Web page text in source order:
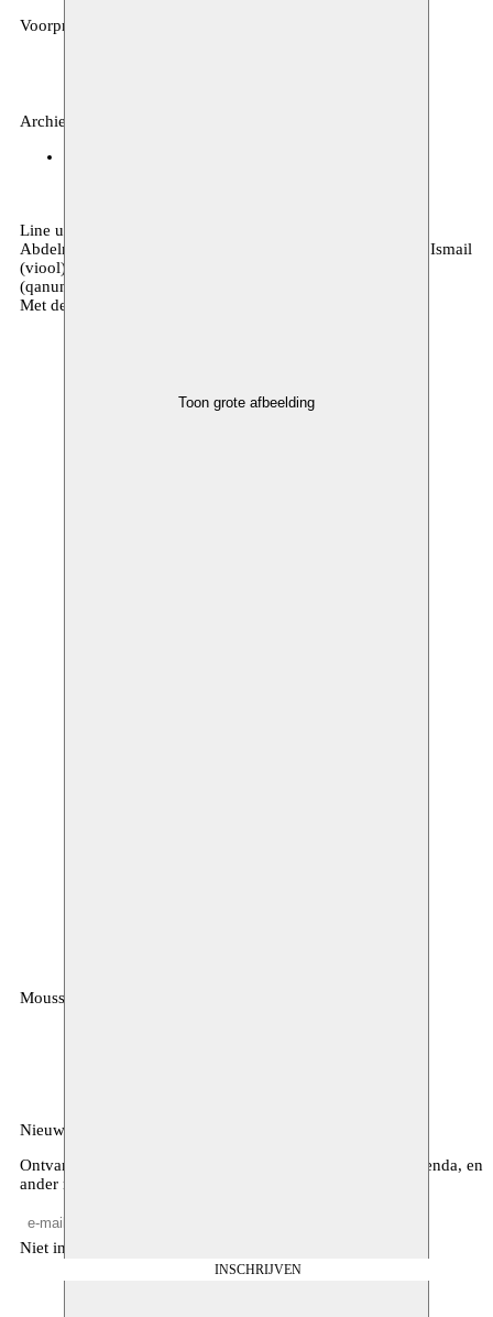
Toon grote afbeelding
Voorprogramma:
Archief, muziek
Line up: Ali Obaid (luit), Ahmed Taha (cello), Osama
Abdelmoneim (contrabas), Ibrahim Fathy (fluit), Mohamed Ismail
(viool), Siraj Mohammed (percussie), Basam Abd El Sattar
(qanun) en Anwar Abudragh (Joza & zang).
Met de steun van Fujairah Culture and Media Authority
Moussem
Nieuwsbrief
Ontvang maandelijkse updates over ons programma, de agenda, en
ander nieuws
Niet invullen
INSCHRIJVEN